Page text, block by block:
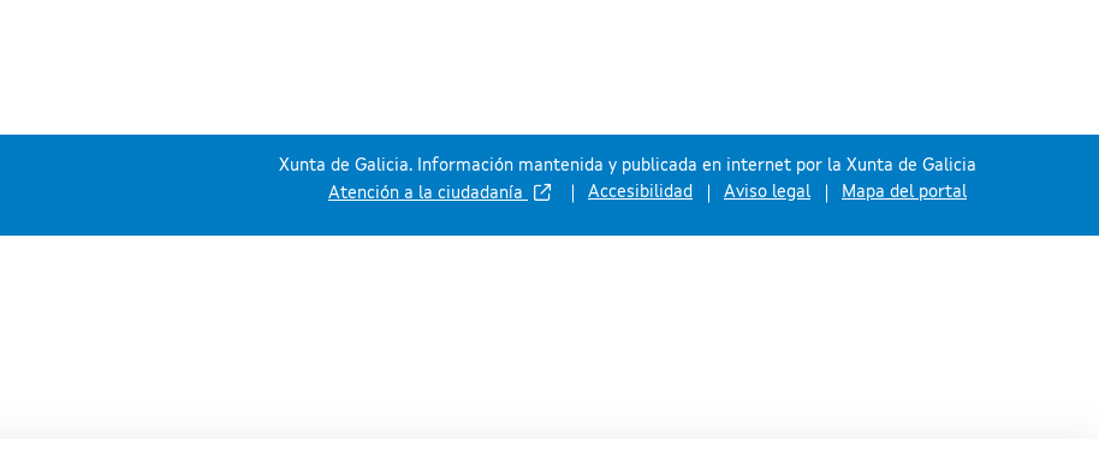
Xunta de Galicia. Información mantenida y publicada en internet por la Xunta de Galicia
Atención a la ciudadanía
Accesibilidad Aviso legal Mapa del portal